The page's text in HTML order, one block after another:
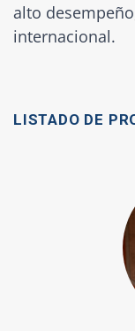
alto
internacional.
LISTADO DE